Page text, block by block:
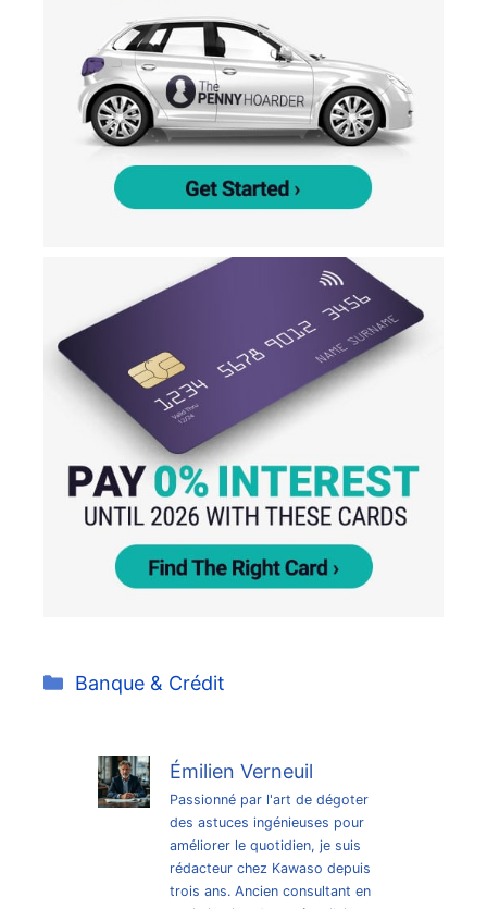
Catégories
Banque & Crédit
Émilien Verneuil
Passionné par l'art de dégoter
des astuces ingénieuses pour
améliorer le quotidien, je suis
rédacteur chez Kawaso depuis
trois ans. Ancien consultant en